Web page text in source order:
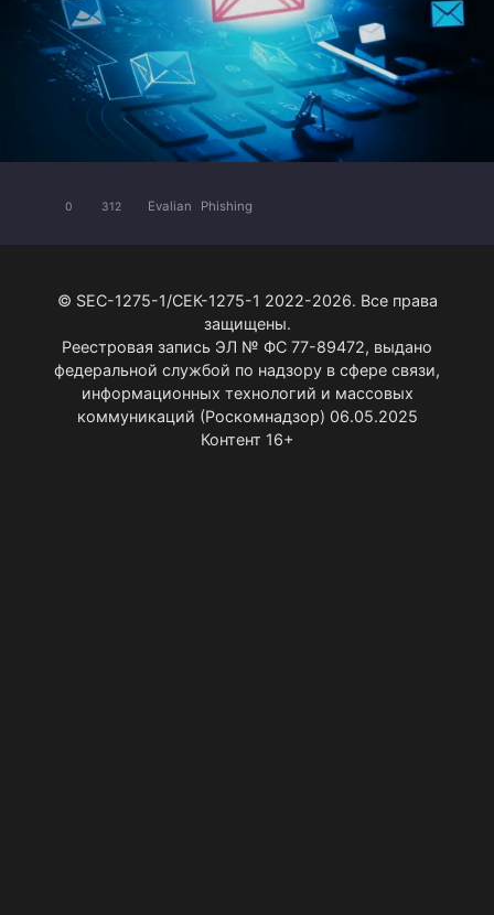
0 312 Evalian Phishing
© SEC-1275-1/СЕК-1275-1 2022-2026. Все права
защищены.
Реестровая запись ЭЛ № ФС 77-89472, выдано
федеральной службой по надзору в сфере связи,
информационных технологий и массовых
коммуникаций (Роскомнадзор) 06.05.2025
Контент 16+